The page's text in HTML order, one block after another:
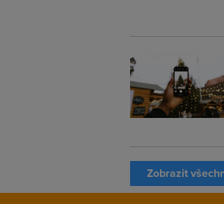
Zobrazit